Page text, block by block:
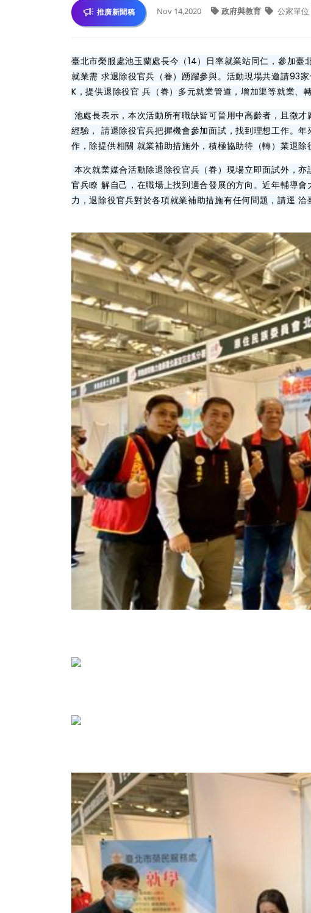
推廣新聞稿 Nov 14,2020 政府與教育 公家單位
臺北市榮服處池玉蘭處長今（14）日率就業站同仁，參加
就業需 求退除役官兵（眷）踴躍參與。活動現場共邀請93
K，提供退除役官 兵（眷）多元就業管道，增加渠等就業、
池處長表示，本次活動所有職缺皆可晉用中高齡者，且徵
經驗， 請退除役官兵把握機會參加面試，找到理想工作。
作，除提供相關 就業補助措施外，積極協助待（轉）業退
本次就業媒合活動除退除役官兵（眷）現場立即面試外，
官兵瞭 解自己，在職場上找到適合發展的方向。近年輔導
力，退除役官兵對於各項就業補助措施有任何問題，請逕